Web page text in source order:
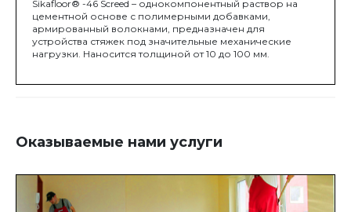
Sikafloor® -46 Screed – однокомпонентный раствор на
цементной основе с полимерными добавками,
армированный волокнами, предназначен для
устройства стяжек под значительные механические
нагрузки. Наносится толщиной от 10 до 100 мм.
Оказываемые нами услуги